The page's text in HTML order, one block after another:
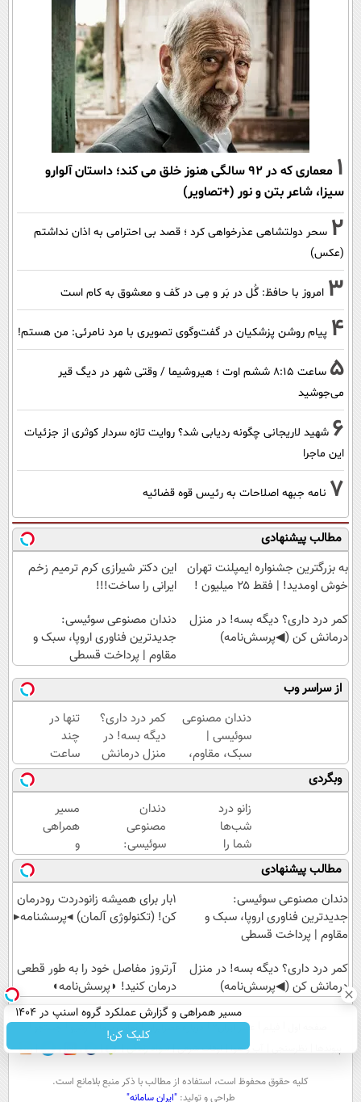
1
معماری که در 92 سالگی هنوز خلق می کند؛ داستان آلوارو
سیزا، شاعر بتن و نور (+تصاویر)
2 سحر دولتشاهی عذرخواهی کرد ؛ قصد بی احترامی به اذان نداشتم
(عکس)
3 امروز با حافظ: گُل در بَر و مِی در کَف و معشوق به کام است
4 پیام روشن پزشکیان در گفت‌و‌گوی تصویری با مرد نامرئی: من هستم!
5
ساعت ۸:۱۵ ششم اوت ؛ هیروشیما / وقتی شهر در دیگ قیر
می‌جوشید
6 شهید لاریجانی چگونه ردیابی شد؟ روایت تازه سردار کوثری از جزئیات
این ماجرا
7 نامه جبهه اصلاحات به رئیس قوه قضائیه
مطالب پیشنهادی
به بزرگترین جشنواره ایمپلنت تهران
خوش اومدید! | فقط ۲۵ میلیون !
این دکتر شیرازی کرم ترمیم زخم
ایرانی را ساخت!!!
کمر درد داری؟ دیگه بسه! در منزل
درمانش کن (◀پرسش‌نامه)
دندان مصنوعی سوئیسی:
جدیدترین فناوری اروپا، سبک و
مقاوم | پرداخت قسطی
از سراسر وب
دندان مصنوعی
سوئیسی |
سبک، مقاوم،
طبیعی! ویزیت
رایگان+پرداخت
اقساطی😍
کمر درد داری؟
دیگه بسه! در
منزل درمانش
کن
(◀پرسش‌نامه)
تنها در
چند
ساعت
و با
یکبار
مراجعه
به
خودرو45
وبگردی
زانو درد
شب‌ها
شما را
بیدار
نگه
می‌داره؟
بدون
جراحی
کن!
دندان
مصنوعی
سوئیسی:
جدیدترین
فناوری
اروپا،
سبک و
قسطی
مسیر
همراهی
و
گزارش
عملکرد
گروه
اسنپ
مطالب پیشنهادی
دندان مصنوعی سوئیسی:
جدیدترین فناوری اروپا، سبک و
مقاوم | پرداخت قسطی
1بار برای همیشه زانودردت رودرمان
کن! (تکنولوژی آلمان) ◂پرسشنامه▸
کمر درد داری؟ دیگه بسه! در منزل
درمانش کن (◀پرسش‌نامه)
آرتروز مفاصل خود را به طور قطعی
درمان کنید! ◗پرسش‌نامه◖
مسیر همراهی و گزارش عملکرد گروه اسنپ در ۱۴۰۴
کلیک کن!
عصر ایران۲ درباره عصرایران تماس با ما
آب و هوا اوقات شرعی سواد زندگی
كليه حقوق محفوظ است، استفاده از مطالب با ذكر منبع بلامانع است.
طراحی و تولید:"ایران سامانه"